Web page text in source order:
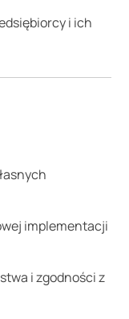
i ich
implementacji
i zgodności z